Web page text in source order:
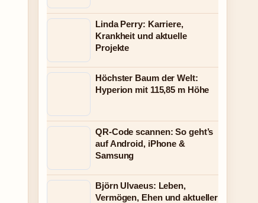
Linda Perry: Karriere,
Krankheit und aktuelle
Projekte
Höchster Baum der Welt:
Hyperion mit 115,85 m Höhe
QR-Code scannen: So geht’s
auf Android, iPhone &
Samsung
Björn Ulvaeus: Leben,
Vermögen, Ehen und aktueller